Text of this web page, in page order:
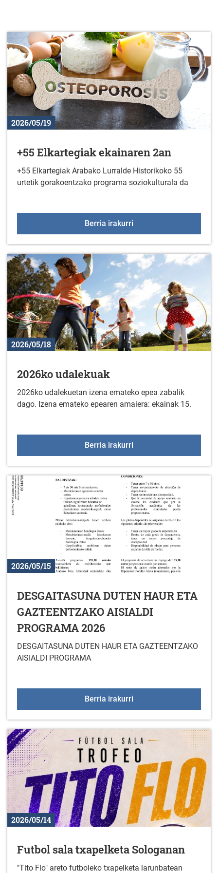
2026/05/19
+55 Elkartegiak ekainaren 2an
+55 Elkartegiak Arabako Lurralde Historikoko 55
urtetik gorakoentzako programa soziokulturala da
Berria irakurri
2026/05/18
2026ko udalekuak
2026ko udalekuetan izena emateko epea zabalik
dago. Izena emateko epearen amaiera: ekainak 15.
Berria irakurri
2026/05/15
DESGAITASUNA DUTEN HAUR ETA
GAZTEENTZAKO AISIALDI
PROGRAMA 2026
DESGAITASUNA DUTEN HAUR ETA GAZTEENTZAKO
AISIALDI PROGRAMA
Berria irakurri
2026/05/14
Futbol sala txapelketa Sologanan
"Tito Flo" areto futboleko txapelketa larunbatean